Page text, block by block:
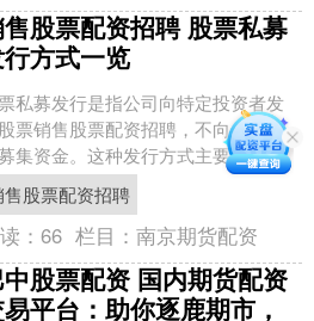
股票配资招聘 股票私募
方式一览
私募发行是指公司向特定投资者发
票销售股票配资招聘，不向公众公
集资金。这种发行方式主要有以下
： 配资炒股是一种杠杆交易方式，
许投资者借用资金来增....
售股票配资招聘
：66 栏目：南京期货配资
中股票配资 国内期货配资
平台：助你逐鹿期市，